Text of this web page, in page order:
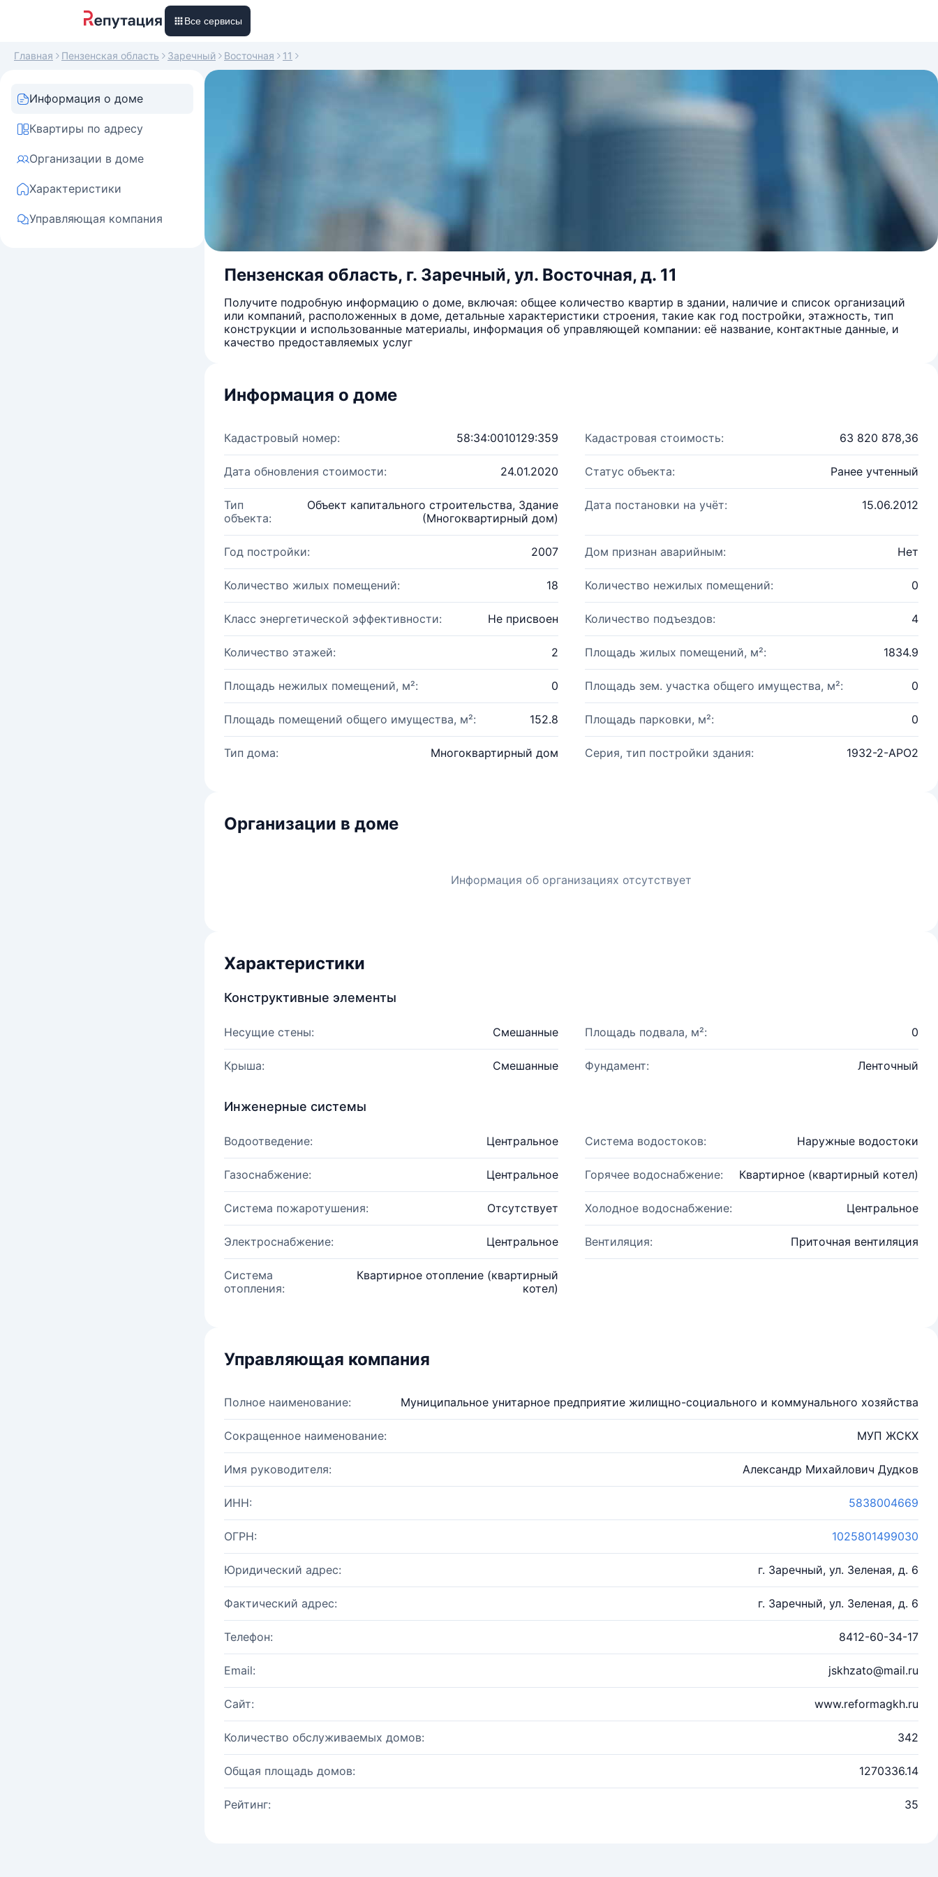
Все сервисы
Главная Пензенская область Заречный Восточная 11
Информация о доме
Квартиры по адресу
Организации в доме
Характеристики
Управляющая компания
Пензенская область, г. Заречный, ул. Восточная, д. 11
Получите подробную информацию о доме, включая: общее количество квартир в здании, наличие и список организаций
или компаний, расположенных в доме, детальные характеристики строения, такие как год постройки, этажность, тип
конструкции и использованные материалы, информация об управляющей компании: её название, контактные данные, и
качество предоставляемых услуг
Информация о доме
Кадастровый номер: 58:34:0010129:359 Кадастровая стоимость: 63 820 878,36
Дата обновления стоимости: 24.01.2020 Статус объекта: Ранее учтенный
Тип
объекта:
Объект капитального строительства, Здание
(Многоквартирный дом)
Дата постановки на учёт: 15.06.2012
Год постройки: 2007 Дом признан аварийным: Нет
Количество жилых помещений: 18 Количество нежилых помещений: 0
Класс энергетической эффективности: Не присвоен Количество подъездов: 4
Количество этажей: 2 Площадь жилых помещений, м²: 1834.9
Площадь нежилых помещений, м²: 0 Площадь зем. участка общего имущества, м²: 0
Площадь помещений общего имущества, м²: 152.8 Площадь парковки, м²: 0
Тип дома: Многоквартирный дом Серия, тип постройки здания: 1932-2-АРО2
Организации в доме
Информация об организациях отсутствует
Характеристики
Конструктивные элементы
Несущие стены: Смешанные Площадь подвала, м²: 0
Крыша: Смешанные Фундамент: Ленточный
Инженерные системы
Водоотведение: Центральное Система водостоков: Наружные водостоки
Газоснабжение: Центральное Горячее водоснабжение: Квартирное (квартирный котел)
Система пожаротушения: Отсутствует Холодное водоснабжение: Центральное
Электроснабжение: Центральное Вентиляция: Приточная вентиляция
Система
отопления:
Квартирное отопление (квартирный
котел)
Управляющая компания
Полное наименование: Муниципальное унитарное предприятие жилищно-социального и коммунального хозяйства
Сокращенное наименование: МУП ЖСКХ
Имя руководителя: Александр Михайлович Дудков
ИНН: 5838004669
ОГРН: 1025801499030
Юридический адрес: г. Заречный, ул. Зеленая, д. 6
Фактический адрес: г. Заречный, ул. Зеленая, д. 6
Телефон: 8412-60-34-17
Email: jskhzato@mail.ru
Сайт: www.reformagkh.ru
Количество обслуживаемых домов: 342
Общая площадь домов: 1270336.14
Рейтинг: 35